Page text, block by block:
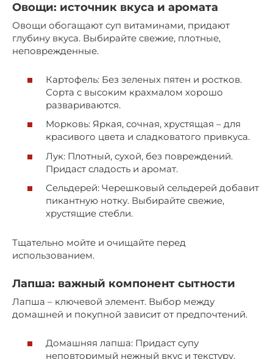
Овощи: источник вкуса и аромата
Овощи обогащают суп витаминами, придают
глубину вкуса. Выбирайте свежие, плотные,
неповрежденные.
Картофель: Без зеленых пятен и ростков.
Сорта с высоким крахмалом хорошо
развариваются.
Морковь: Яркая, сочная, хрустящая – для
красивого цвета и сладковатого привкуса.
Лук: Плотный, сухой, без повреждений.
Придаст сладость и аромат.
Сельдерей: Черешковый сельдерей добавит
пикантную нотку. Выбирайте свежие,
хрустящие стебли.
Тщательно мойте и очищайте перед
использованием.
Лапша: важный компонент сытности
Лапша – ключевой элемент. Выбор между
домашней и покупной зависит от предпочтений.
Домашняя лапша: Придаст супу
неповторимый нежный вкус и текстуру.